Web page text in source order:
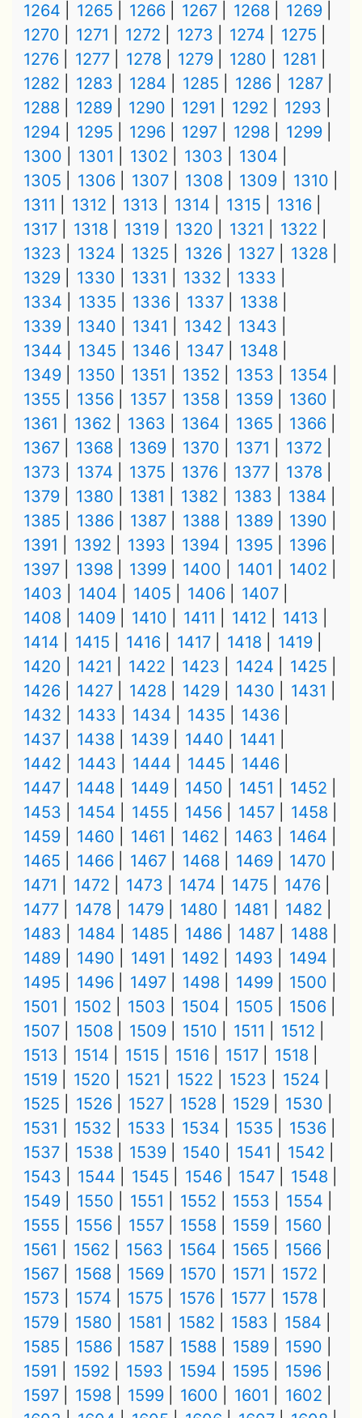
1264
1265 1266 1267 1268
1269
1270
1271 1272 1273 1274
1275
1276
1277 1278 1279 1280
1281
1282
1283 1284 1285 1286
1287
1288
1289 1290 1291 1292
1293
1294
1295 1296 1297 1298
1299
1300
1301 1302 1303
1304
1305
1306 1307 1308 1309
1310
1311
1312 1313 1314 1315
1316
1317
1318 1319 1320 1321
1322
1323
1324 1325 1326 1327
1328
1329
1330 1331 1332
1333
1334
1335 1336 1337
1338
1339
1340 1341 1342
1343
1344
1345 1346 1347
1348
1349
1350 1351 1352 1353
1354
1355
1356 1357 1358 1359
1360
1361
1362 1363 1364 1365
1366
1367
1368 1369 1370 1371
1372
1373
1374 1375 1376 1377
1378
1379
1380 1381 1382 1383
1384
1385
1386 1387 1388 1389
1390
1391
1392 1393 1394 1395
1396
1397
1398 1399 1400 1401
1402
1403
1404 1405 1406
1407
1408
1409 1410 1411 1412
1413
1414
1415 1416 1417 1418
1419
1420
1421 1422 1423 1424
1425
1426
1427 1428 1429 1430
1431
1432
1433 1434 1435
1436
1437
1438 1439 1440
1441
1442
1443 1444 1445
1446
1447
1448 1449 1450 1451
1452
1453
1454 1455 1456 1457
1458
1459
1460 1461 1462 1463
1464
1465
1466 1467 1468 1469
1470
1471
1472 1473 1474 1475
1476
1477
1478 1479 1480 1481
1482
1483
1484 1485 1486 1487
1488
1489
1490 1491 1492 1493
1494
1495
1496 1497 1498 1499
1500
1501
1502 1503 1504 1505
1506
1507
1508 1509 1510 1511
1512
1513
1514 1515 1516 1517
1518
1519
1520 1521 1522 1523
1524
1525
1526 1527 1528 1529
1530
1531
1532 1533 1534 1535
1536
1537
1538 1539 1540 1541
1542
1543
1544 1545 1546 1547
1548
1549
1550 1551 1552 1553
1554
1555
1556 1557 1558 1559
1560
1561
1562 1563 1564 1565
1566
1567
1568 1569 1570 1571
1572
1573
1574 1575 1576 1577
1578
1579
1580 1581 1582 1583
1584
1585
1586 1587 1588 1589
1590
1591
1592 1593 1594 1595
1596
1597
1598 1599 1600 1601
1602